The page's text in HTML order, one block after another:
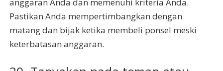
Pastikan Anda mempertimbangkan dengan
matang dan bijak ketika membeli ponsel meski
keterbatasan anggaran.